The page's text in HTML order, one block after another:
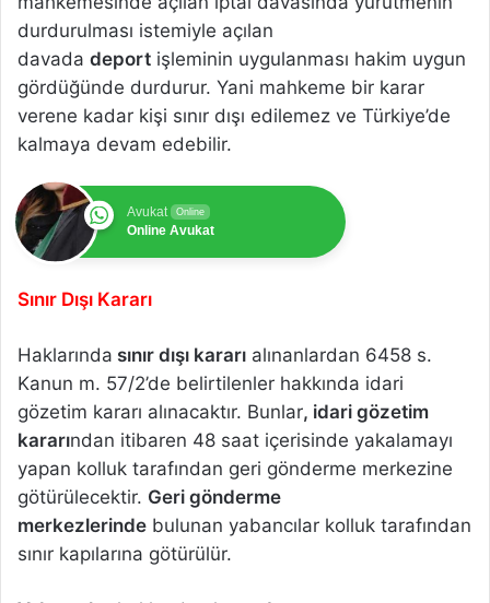
durdurulması istemiyle açılan
davada deport işleminin uygulanması hakim uygun
gördüğünde durdurur. Yani mahkeme bir karar
verene kadar kişi sınır dışı edilemez ve Türkiye’de
kalmaya devam edebilir.
Avukat Online
Online Avukat
Sınır Dışı Kararı
Haklarında sınır dışı kararı alınanlardan 6458 s.
Kanun m. 57/2’de belirtilenler hakkında idari
gözetim kararı alınacaktır. Bunlar, idari gözetim
kararından itibaren 48 saat içerisinde yakalamayı
yapan kolluk tarafından geri gönderme merkezine
götürülecektir. Geri gönderme
merkezlerinde bulunan yabancılar kolluk tarafından
sınır kapılarına götürülür.